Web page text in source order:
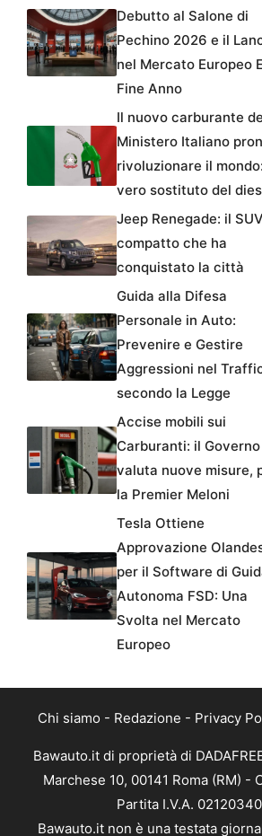
Debutto al Salone di
Pechino 2026 e il
nel Mercato Europeo
Fine Anno
Il nuovo carburante
Ministero Italiano
rivoluzionare il
vero sostituto del
Jeep Renegade: il SUV
compatto che ha
conquistato la città
Guida alla Difesa
Personale in Auto:
Prevenire e Gestire
Aggressioni nel
secondo la Legge
Accise mobili sui
Carburanti: il Governo
valuta nuove misure,
la Premier Meloni
Tesla Ottiene
Approvazione
per il Software di
Autonoma FSD: Una
Svolta nel Mercato
Europeo
Chi siamo - Redazione - Privacy
Bawauto.it di proprietà di
Marchese 10, 00141 Roma (RM) -
Partita I.V.A.
Bawauto.it non è una testata